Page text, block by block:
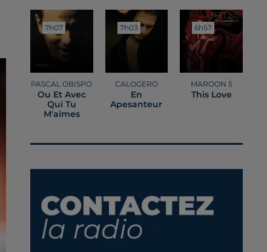
7h07
7h07
PASCAL OBISPO
Ou Et Avec
Qui Tu
M'aimes
7h03
7h03
CALOGERO
En
Apesanteur
6h57
6h57
MAROON 5
This Love